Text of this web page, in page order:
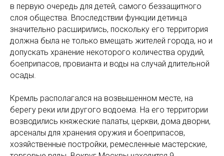
в первую очередь для детей, самого беззащитного
слоя общества. Впоследствии функции детинца
значительно расширились, поскольку его территория
должна была не только вмещать жителей города, но и
допускать хранение некоторого количества орудий,
боеприпасов, провианта и воды на случай длительной
осады.
Кремль располагался на возвышенном месте, на
берегу реки или другого водоема. На его территории
возводились княжеские палаты, церкви, дома дворни,
арсеналы для хранения оружия и боеприпасов,
хозяйственные постройки, ремесленные мастерские,